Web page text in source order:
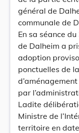
général de
communale de
En sa séance
de Dalheim a
adoption
ponctuelles de
par
Ladite
Ministre de
territoire en